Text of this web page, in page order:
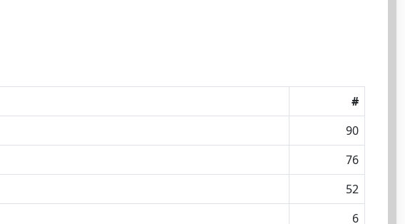
#
90
76
52
6